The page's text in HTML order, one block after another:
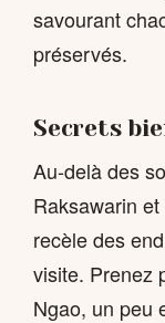
savourant
préservés.
Secrets
Au-delà des
Raksawarin
recèle des
visite. Prenez
Ngao, un peu